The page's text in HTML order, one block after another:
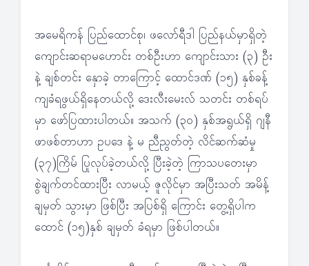
အမေရိကန် ပြည်ထောင်စု၊ ဖလော်ရီဒါ ပြည်နယ်မှာရှိတဲ့
ကျောင်းဆရာမဟောင်း တစ်ဦးဟာ ကျောင်းသား (၃) ဦး
နဲ့ ချစ်တင်း နှောခဲ့ တာကြောင့် ထောင်ဒဏ် (၁၅) နှစ်ခန့်
ကျခံရဖွယ်ရှိနေတယ်လို့ ဒေးလီးမေးလ် သတင်း တစ်ရပ်
မှာ ဖော်ပြထားပါတယ်။ အသက် (၃၀) နှစ်အရွယ်ရှိ ဂျနီ
ဖာဖစ်တာဟာ ဥပဒေ နဲ့ မ ညီညွတ်တဲ့ လိင်ဆက်ဆံမှု
(၃၇)ကြိမ် ပြုလုပ်ခဲ့တယ်လို့ ပြီးခဲ့တဲ့ ကြာသပတေးမှာ
စွဲချက်တင်ထားပြီး လာမယ့် ဇူလိုင်မှာ အပြီးသတ် အမိန့်
ချမှတ် သွားမှာ ဖြစ်ပြီး အပြစ်ရှိ ကြောင်း တွေ့ရှိပါက
ထောင် (၁၅)နှစ် ချမှတ် ခံရမှာ ဖြစ်ပါတယ်။